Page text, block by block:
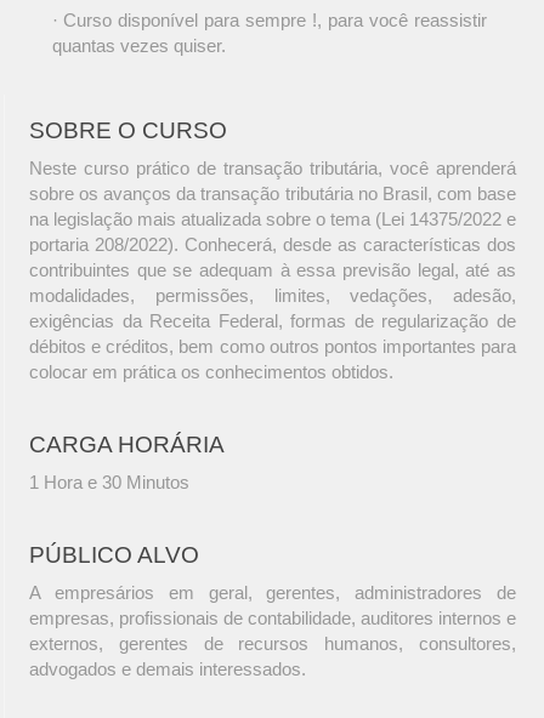
· Curso disponível para sempre !, para você reassistir
quantas vezes quiser.
SOBRE O CURSO
Neste curso prático de transação tributária, você aprenderá
sobre os avanços da transação tributária no Brasil, com base
na legislação mais atualizada sobre o tema (Lei 14375/2022 e
portaria 208/2022). Conhecerá, desde as características dos
contribuintes que se adequam à essa previsão legal, até as
modalidades, permissões, limites, vedações, adesão,
exigências da Receita Federal, formas de regularização de
débitos e créditos, bem como outros pontos importantes para
colocar em prática os conhecimentos obtidos.
CARGA HORÁRIA
1 Hora e 30 Minutos
PÚBLICO ALVO
A empresários em geral, gerentes, administradores de
empresas, profissionais de contabilidade, auditores internos e
externos, gerentes de recursos humanos, consultores,
advogados e demais interessados.